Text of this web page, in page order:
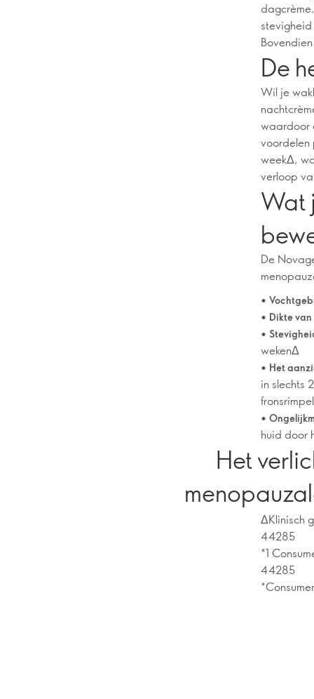
De
Wil je
waardoor
voordelen
weekΔ,
verloop
Wat
De
•
• Dikte
•
wekenΔ
• Het
in slechts
•
huid door
Het
ΔKlinisch
44285
*1
44285